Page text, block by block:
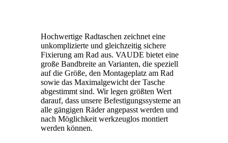
Hochwertige Radtaschen zeichnet eine
unkomplizierte und gleichzeitig sichere
Fixierung am Rad aus. VAUDE bietet eine
große Bandbreite an Varianten, die speziell
auf die Größe, den Montageplatz am Rad
sowie das Maximalgewicht der Tasche
abgestimmt sind. Wir legen größten Wert
darauf, dass unsere Befestigungssysteme an
alle gängigen Räder angepasst werden und
nach Möglichkeit werkzeuglos montiert
werden können.